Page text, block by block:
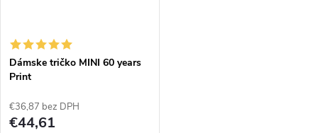
Dámske tričko MINI 60 years
Print
€36,87 bez DPH
€44,61